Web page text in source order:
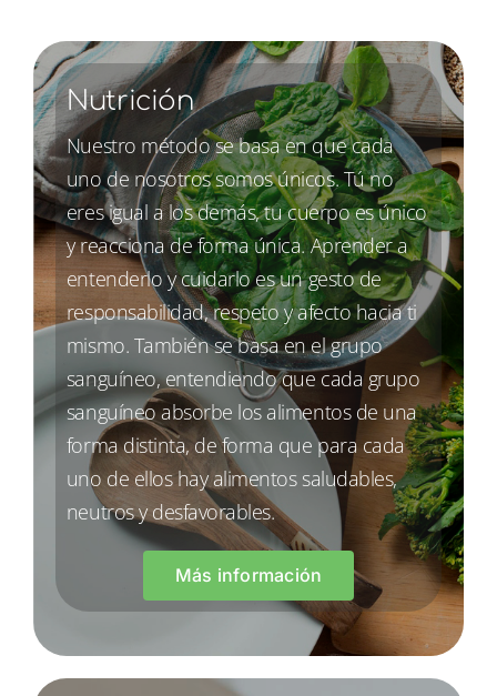
Nutrición
Nuestro método se basa en que cada
uno de nosotros somos únicos. Tú no
eres igual a los demás, tu cuerpo es único
y reacciona de forma única. Aprender a
entenderlo y cuidarlo es un gesto de
responsabilidad, respeto y afecto hacia ti
mismo. También se basa en el grupo
sanguíneo, entendiendo que cada grupo
sanguíneo absorbe los alimentos de una
forma distinta, de forma que para cada
uno de ellos hay alimentos saludables,
neutros y desfavorables.
Más información